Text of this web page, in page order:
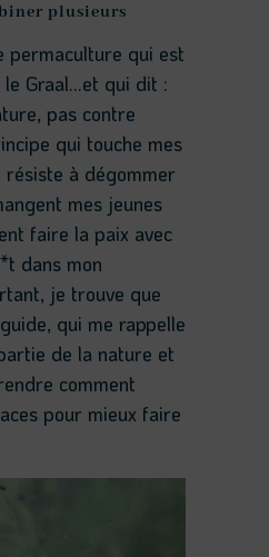
plusieurs
permaculture qui est
le Graal…et qui dit :
pas contre
qui touche mes
à dégommer
mes jeunes
faire la paix avec
dans mon
je trouve que
qui me rappelle
de la nature et
comment
pour mieux faire